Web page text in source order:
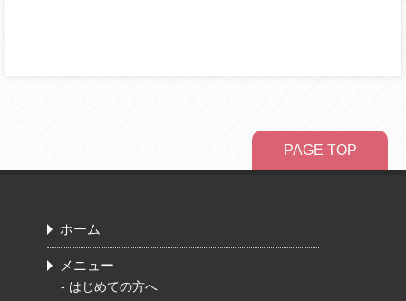
PAGE TOP
ホーム
メニュー
- はじめての方へ